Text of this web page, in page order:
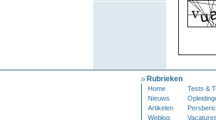
Rubrieken
Home
Tests &
Nieuws
Artikelen
Weblog
Vacatures